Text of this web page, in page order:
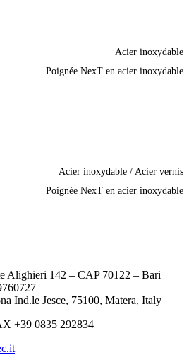
Acier inoxydable
Poignée NexT en acier inoxydable
Acier inoxydable / Acier vernis
Poignée NexT en acier inoxydable
Alighieri 142 – CAP 70122 – Bari
Ind.le Jesce, 75100, Matera, Italy
+39 0835 292834